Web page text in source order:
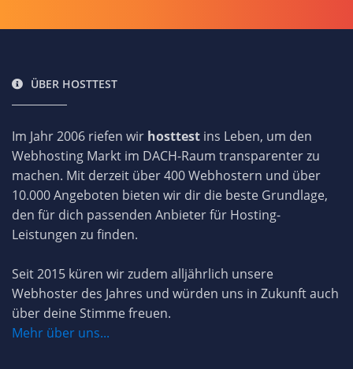
ÜBER HOSTTEST
Im Jahr 2006 riefen wir hosttest ins Leben, um den
Webhosting Markt im DACH-Raum transparenter zu
machen. Mit derzeit über 400 Webhostern und über
10.000 Angeboten bieten wir dir die beste Grundlage,
den für dich passenden Anbieter für Hosting-
Leistungen zu finden.
Seit 2015 küren wir zudem alljährlich unsere
Webhoster des Jahres und würden uns in Zukunft auch
über deine Stimme freuen.
Mehr über uns...